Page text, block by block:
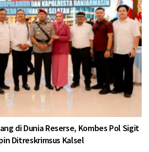
di Dunia Reserse, Kombes Pol Sigit
Ditreskrimsus Kalsel